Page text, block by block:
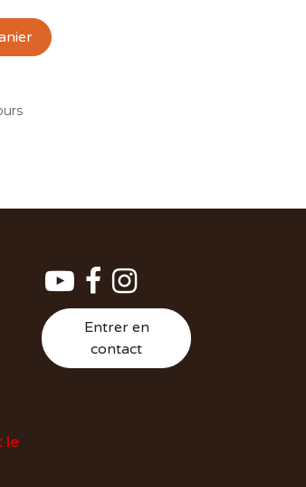
Entrer en
contact
le